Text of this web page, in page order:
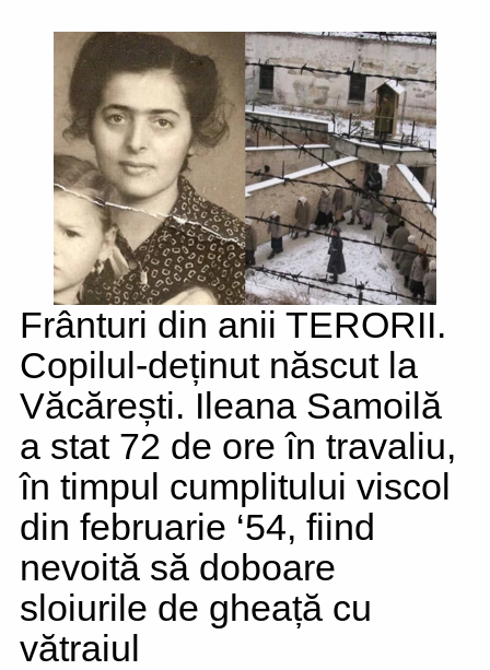
Frânturi din anii TERORII.
Copilul-deținut născut la
Văcărești. Ileana Samoilă
a stat 72 de ore în travaliu,
în timpul cumplitului viscol
din februarie ‘54, fiind
nevoită să doboare
sloiurile de gheață cu
vătraiul